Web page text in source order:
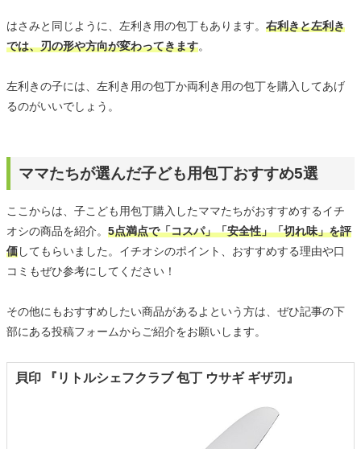
はさみと同じように、左利き用の包丁もあります。 右利きと左利き
では、刃の形や方向が変わってきます。
左利きの子には、左利き用の包丁か両利き用の包丁を購入してあげ
るのがいいでしょう。
ママたちが選んだ子ども用包丁おすすめ5選
ここからは、子こども用包丁購入したママたちがおすすめするイチ
オシの商品を紹介。 5点満点で「コスパ」「安全性」「切れ味」を評
価してもらいました。イチオシのポイント、おすすめする理由や口
コミもぜひ参考にしてください！
その他にもおすすめしたい商品があるよという方は、ぜひ記事の下
部にある投稿フォームからご紹介をお願いします。
貝印 『リトルシェフクラブ 包丁 ウサギ ギザ刃』